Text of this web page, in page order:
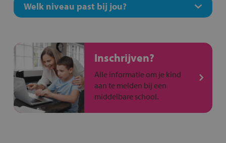
Welk niveau past bij jou?
Inschrijven?
Alle informatie om je kind
aan te melden bij een
middelbare school.